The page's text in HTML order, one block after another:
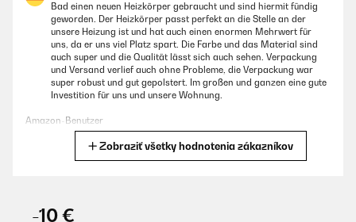
Bad einen neuen Heizkörper gebraucht und sind hiermit fündig
geworden. Der Heizkörper passt perfekt an die Stelle an der
unsere Heizung ist und hat auch einen enormen Mehrwert für
uns, da er uns viel Platz spart. Die Farbe und das Material sind
auch super und die Qualität lässt sich auch sehen. Verpackung
und Versand verlief auch ohne Probleme, die Verpackung war
super robust und gut gepolstert. Im großen und ganzen eine gute
Investition für uns und unsere Wohnung.
Amazon-Benutzer
Zobraziť všetky hodnotenia zákazníkov
-10 €